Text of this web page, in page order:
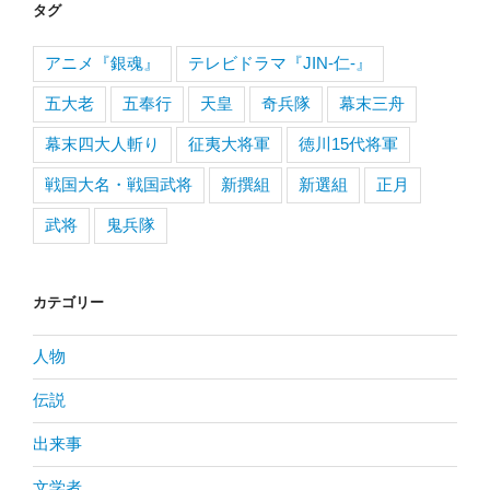
タグ
アニメ『銀魂』 テレビドラマ『JIN-仁-』
五大老 五奉行 天皇 奇兵隊 幕末三舟
幕末四大人斬り 征夷大将軍 徳川15代将軍
戦国大名・戦国武将 新撰組 新選組 正月
武将 鬼兵隊
カテゴリー
人物
伝説
出来事